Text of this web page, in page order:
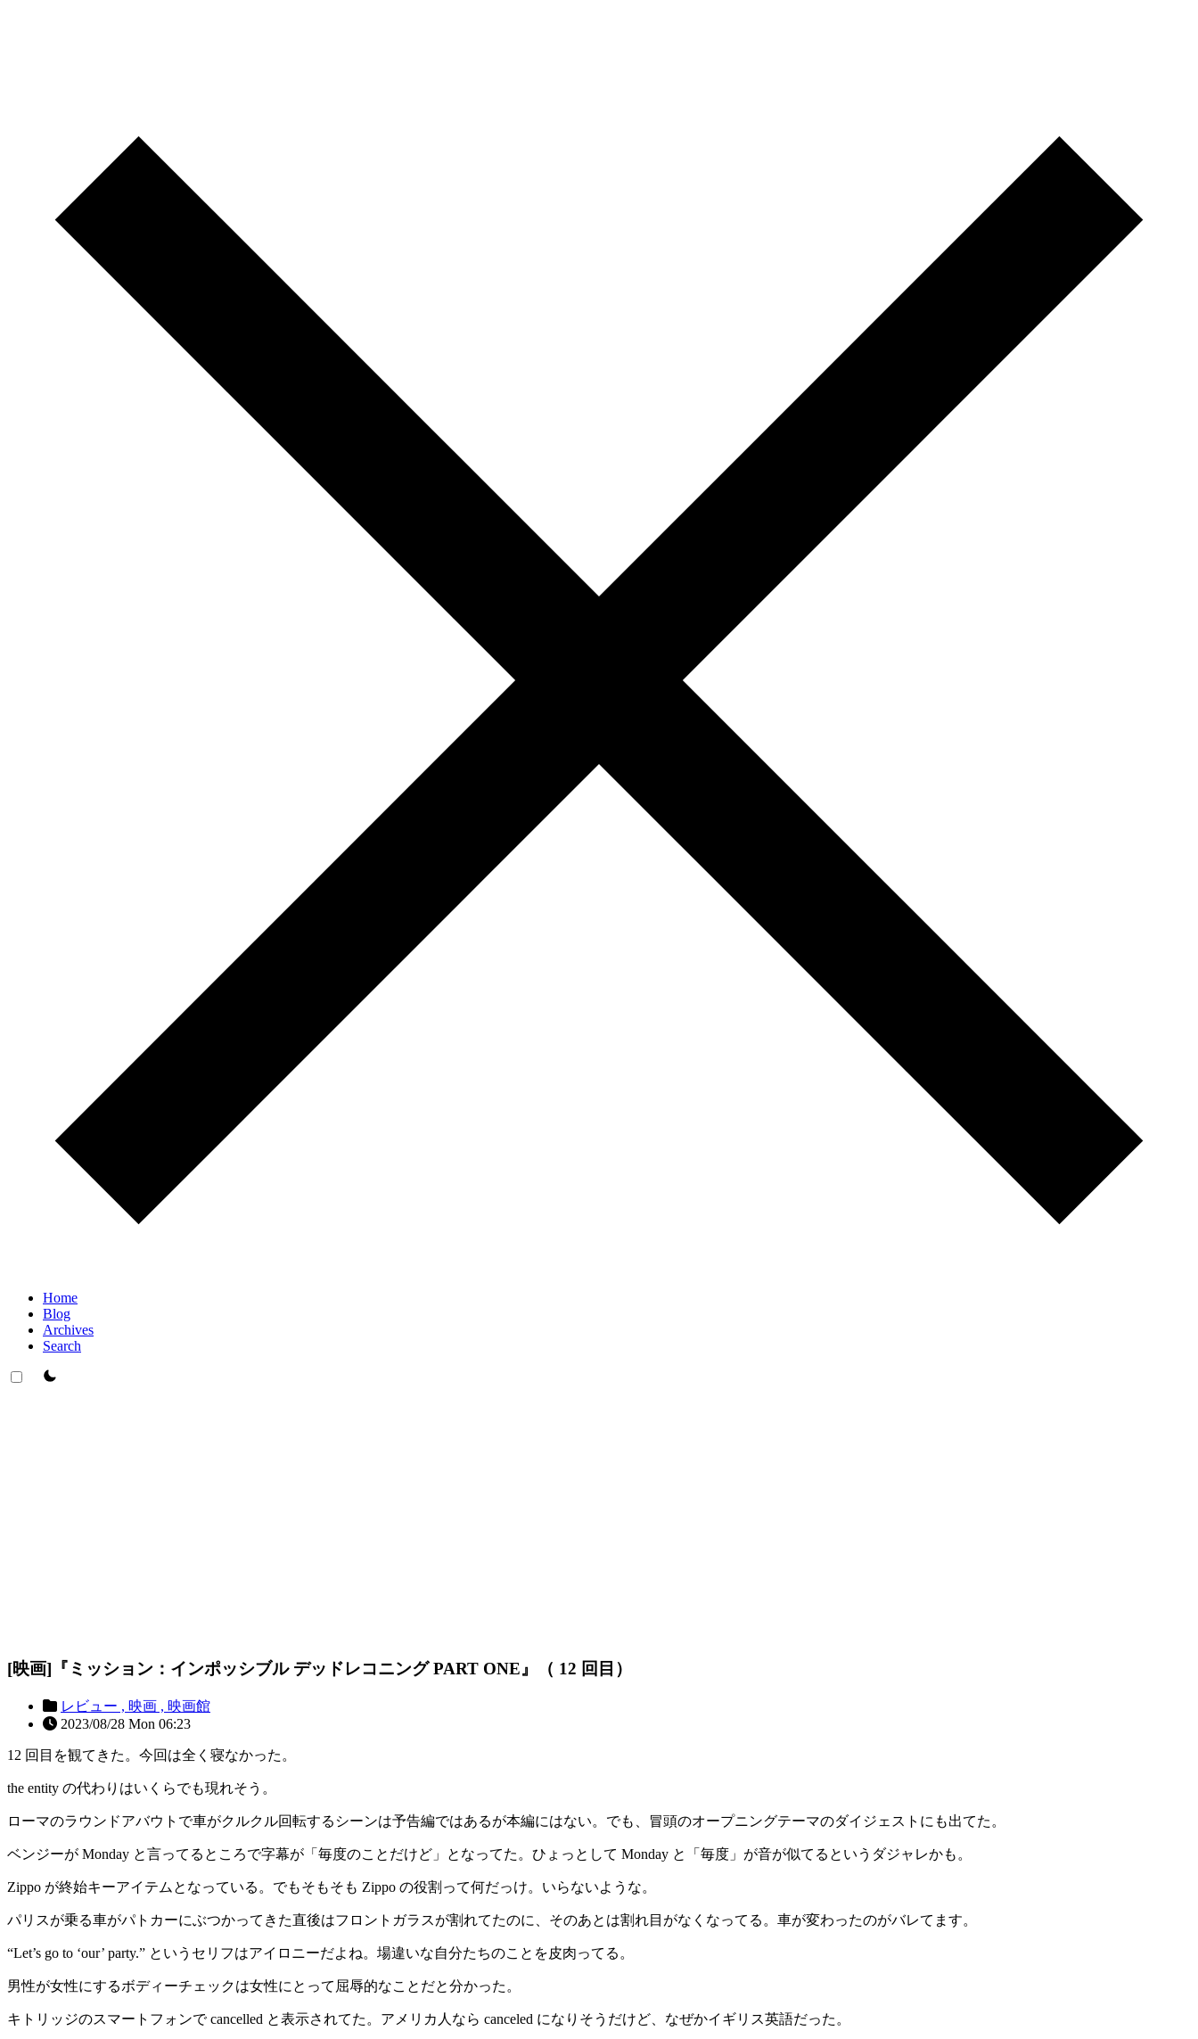
Home
Blog
Archives
Search
theme switcher
[映画]『ミッション：インポッシブル デッドレコニング PART ONE』（ 12 回目）
レビュー , 映画 , 映画館
2023/08/28 Mon 06:23
12 回目を観てきた。今回は全く寝なかった。
the entity の代わりはいくらでも現れそう。
ローマのラウンドアバウトで車がクルクル回転するシーンは予告編ではあるが本編にはない。でも、冒頭のオープニングテーマのダイジェストにも出てた。
ベンジーが Monday と言ってるところで字幕が「毎度のことだけど」となってた。ひょっとして Monday と「毎度」が音が似てるというダジャレかも。
Zippo が終始キーアイテムとなっている。でもそもそも Zippo の役割って何だっけ。いらないような。
パリスが乗る車がパトカーにぶつかってきた直後はフロントガラスが割れてたのに、そのあとは割れ目がなくなってる。車が変わったのがバレてます。
“Let’s go to ‘our’ party.” というセリフはアイロニーだよね。場違いな自分たちのことを皮肉ってる。
男性が女性にするボディーチェックは女性にとって屈辱的なことだと分かった。
キトリッジのスマートフォンで cancelled と表示されてた。アメリカ人なら canceled になりそうだけど、なぜかイギリス英語だった。